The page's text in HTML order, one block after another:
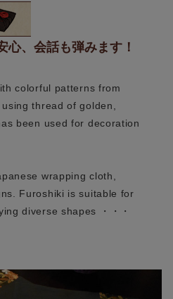
心、会話も弾みます！
colorful patterns from
thread of golden,
been used for decoration
wrapping cloth,
Furoshiki is suitable for
diverse shapes ・・・